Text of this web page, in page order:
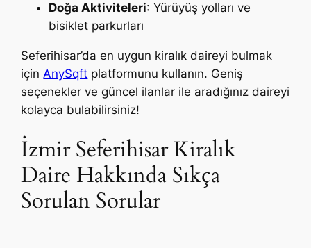
Doğa Aktiviteleri: Yürüyüş yolları ve
bisiklet parkurları
Seferihisar’da en uygun kiralık daireyi bulmak
için AnySqft platformunu kullanın. Geniş
seçenekler ve güncel ilanlar ile aradığınız daireyi
kolayca bulabilirsiniz!
İzmir Seferihisar Kiralık
Daire Hakkında Sıkça
Sorulan Sorular